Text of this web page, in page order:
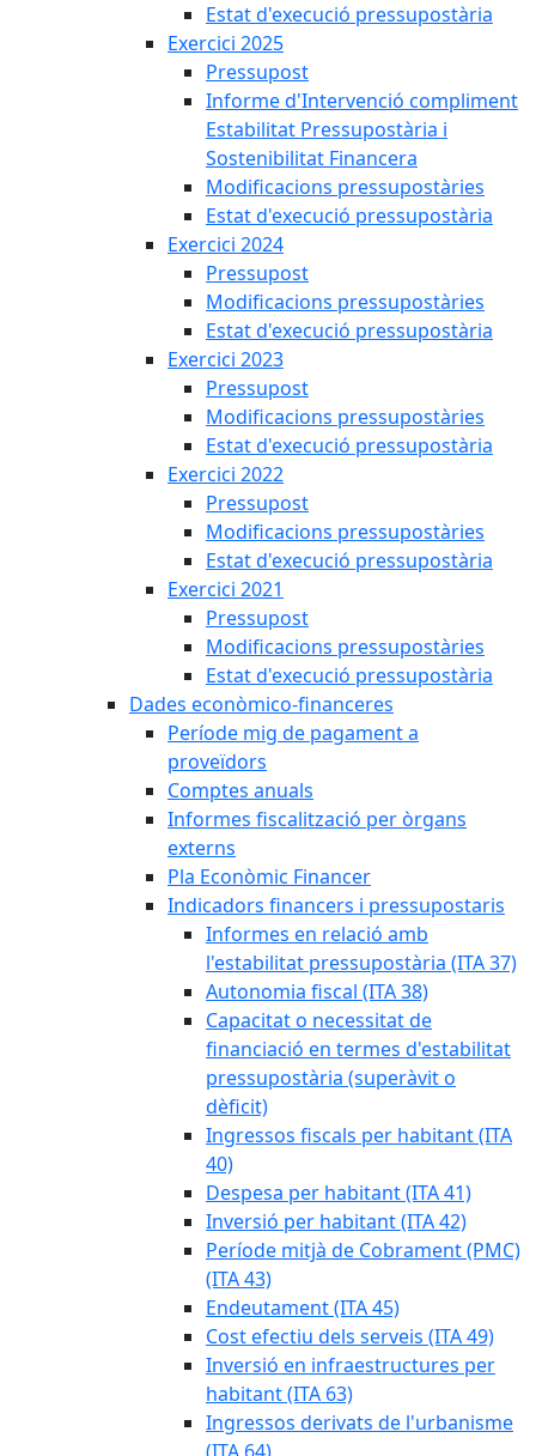
Estat d'execució pressupostària
Exercici 2025
Pressupost
Informe d'Intervenció compliment
Estabilitat Pressupostària i
Sostenibilitat Financera
Modificacions pressupostàries
Estat d'execució pressupostària
Exercici 2024
Pressupost
Modificacions pressupostàries
Estat d'execució pressupostària
Exercici 2023
Pressupost
Modificacions pressupostàries
Estat d'execució pressupostària
Exercici 2022
Pressupost
Modificacions pressupostàries
Estat d'execució pressupostària
Exercici 2021
Pressupost
Modificacions pressupostàries
Estat d'execució pressupostària
Dades econòmico-financeres
Període mig de pagament a
proveïdors
Comptes anuals
Informes fiscalització per òrgans
externs
Pla Econòmic Financer
Indicadors financers i pressupostaris
Informes en relació amb
l'estabilitat pressupostària (ITA 37)
Autonomia fiscal (ITA 38)
Capacitat o necessitat de
financiació en termes d'estabilitat
pressupostària (superàvit o
dèficit)
Ingressos fiscals per habitant (ITA
40)
Despesa per habitant (ITA 41)
Inversió per habitant (ITA 42)
Període mitjà de Cobrament (PMC)
(ITA 43)
Endeutament (ITA 45)
Cost efectiu dels serveis (ITA 49)
Inversió en infraestructures per
habitant (ITA 63)
Ingressos derivats de l'urbanisme